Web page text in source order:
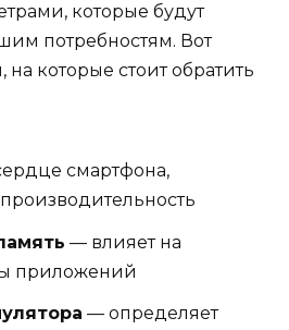
которые будут
потребностям. Вот
которые стоит обратить
смартфона,
— влияет на
приложений
— определяет